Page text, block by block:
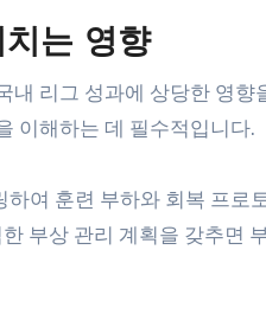
는 영향
내 리그 성과에 상당한 영
이해하는 데 필수적입니다.
여 훈련 부하와 회복 프로
부상 관리 계획을 갖추면